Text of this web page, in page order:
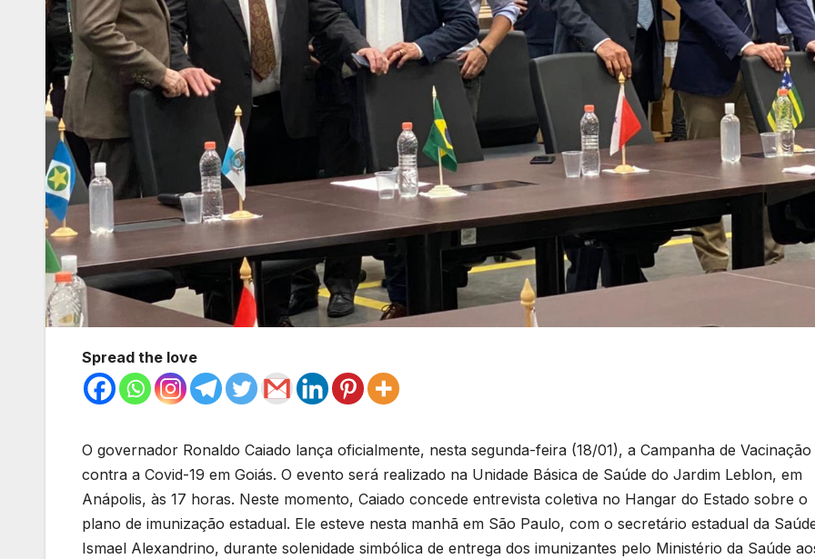
Spread the love
O governador Ronaldo Caiado lança oficialmente, nesta segunda-feira (18/01), a Campanha de Vacinação
contra a Covid-19 em Goiás. O evento será realizado na Unidade Básica de Saúde do Jardim Leblon, em
Anápolis, às 17 horas. Neste momento, Caiado concede entrevista coletiva no Hangar do Estado sobre o
plano de imunização estadual. Ele esteve nesta manhã em São Paulo, com o secretário estadual da
Ismael Alexandrino, durante solenidade simbólica de entrega dos imunizantes pelo Ministério da Saúde